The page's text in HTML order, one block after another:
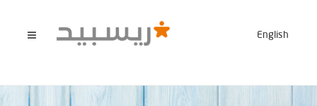
English